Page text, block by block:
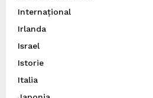
Internațional
Irlanda
Israel
Istorie
Italia